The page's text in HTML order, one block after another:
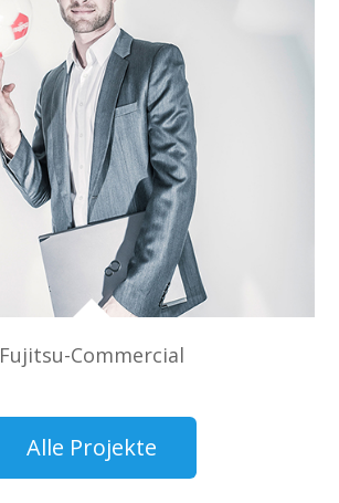
Fujitsu-Commercial
Alle Projekte